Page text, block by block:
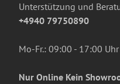
Unterstützung und
+4940 79750890
Mo-Fr.: 09:00 - 17:00 Uhr
Nur Online Kein